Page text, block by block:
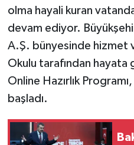
olma hayali kuran
devam ediyor.
A.Ş. bünyesinde hizmet
Okulu tarafından hayata
Online Hazırlık
başladı.
Yerel